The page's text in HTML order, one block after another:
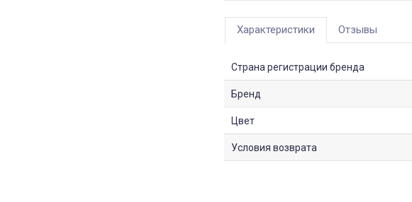
Характеристики Отзывы
Страна регистрации бренда
Бренд
Цвет
Условия возврата